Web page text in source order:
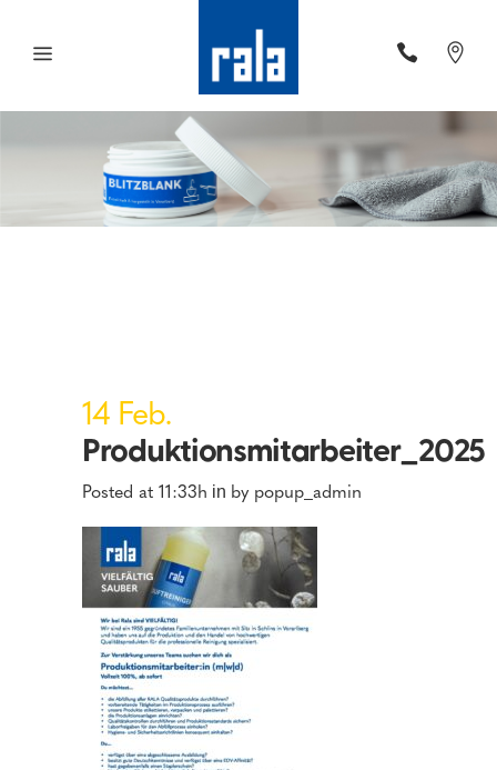
14 Feb.
Produktionsmitarbeiter_2025
Posted at 11:33h in by popup_admin